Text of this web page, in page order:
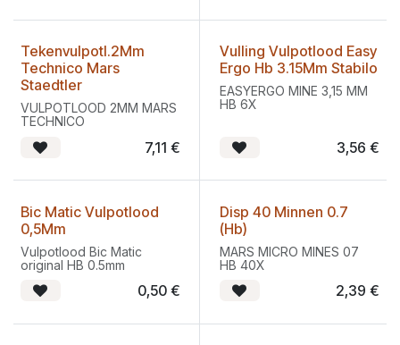
Tekenvulpotl.2Mm
Technico Mars
Staedtler
VULPOTLOOD 2MM MARS
TECHNICO
7,11 €
Vulling Vulpotlood Easy
Ergo Hb 3.15Mm Stabilo
EASYERGO MINE 3,15 MM
HB 6X
3,56 €
Bic Matic Vulpotlood
0,5Mm
Vulpotlood Bic Matic
original HB 0.5mm
0,50€
Disp 40 Minnen 0.7
(Hb)
MARS MICRO MINES 07
HB 40X
2,39 €